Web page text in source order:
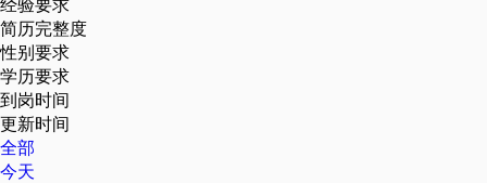
简历完整度
性别要求
学历要求
到岗时间
更新时间
全部
今天